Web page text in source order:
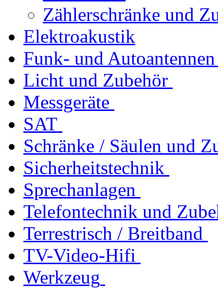
Zählerschränke und
Elektroakustik
Funk- und Autoantennen
Licht und Zubehör
Messgeräte
SAT
Schränke / Säulen und
Sicherheitstechnik
Sprechanlagen
Telefontechnik und
Terrestrisch / Breitband
TV-Video-Hifi
Werkzeug